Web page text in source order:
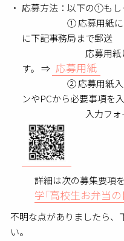
応募方法：以下の①も
① 応募用紙に必要
に下記事務局まで郵送
応募用紙はこち
す。 ⇒ 応募用紙
② 応募用紙入力フ
ンやPCから必要事項を
入力フォーム
詳細は次の募集要項
学｢高校生お弁当
不明な点がありましたら、
い。